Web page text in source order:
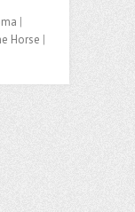
|
Horse |